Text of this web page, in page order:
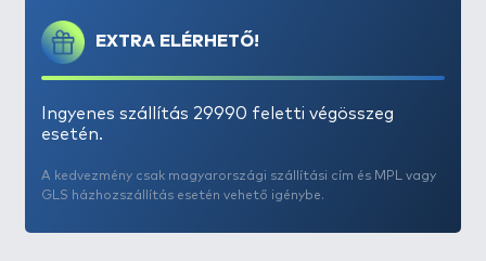
EXTRA ELÉRHETŐ!
Ingyenes szállítás 29990 feletti végösszeg
esetén.
A kedvezmény csak magyarországi szállítási cím és MPL vagy
GLS házhozszállítás esetén vehető igénybe.